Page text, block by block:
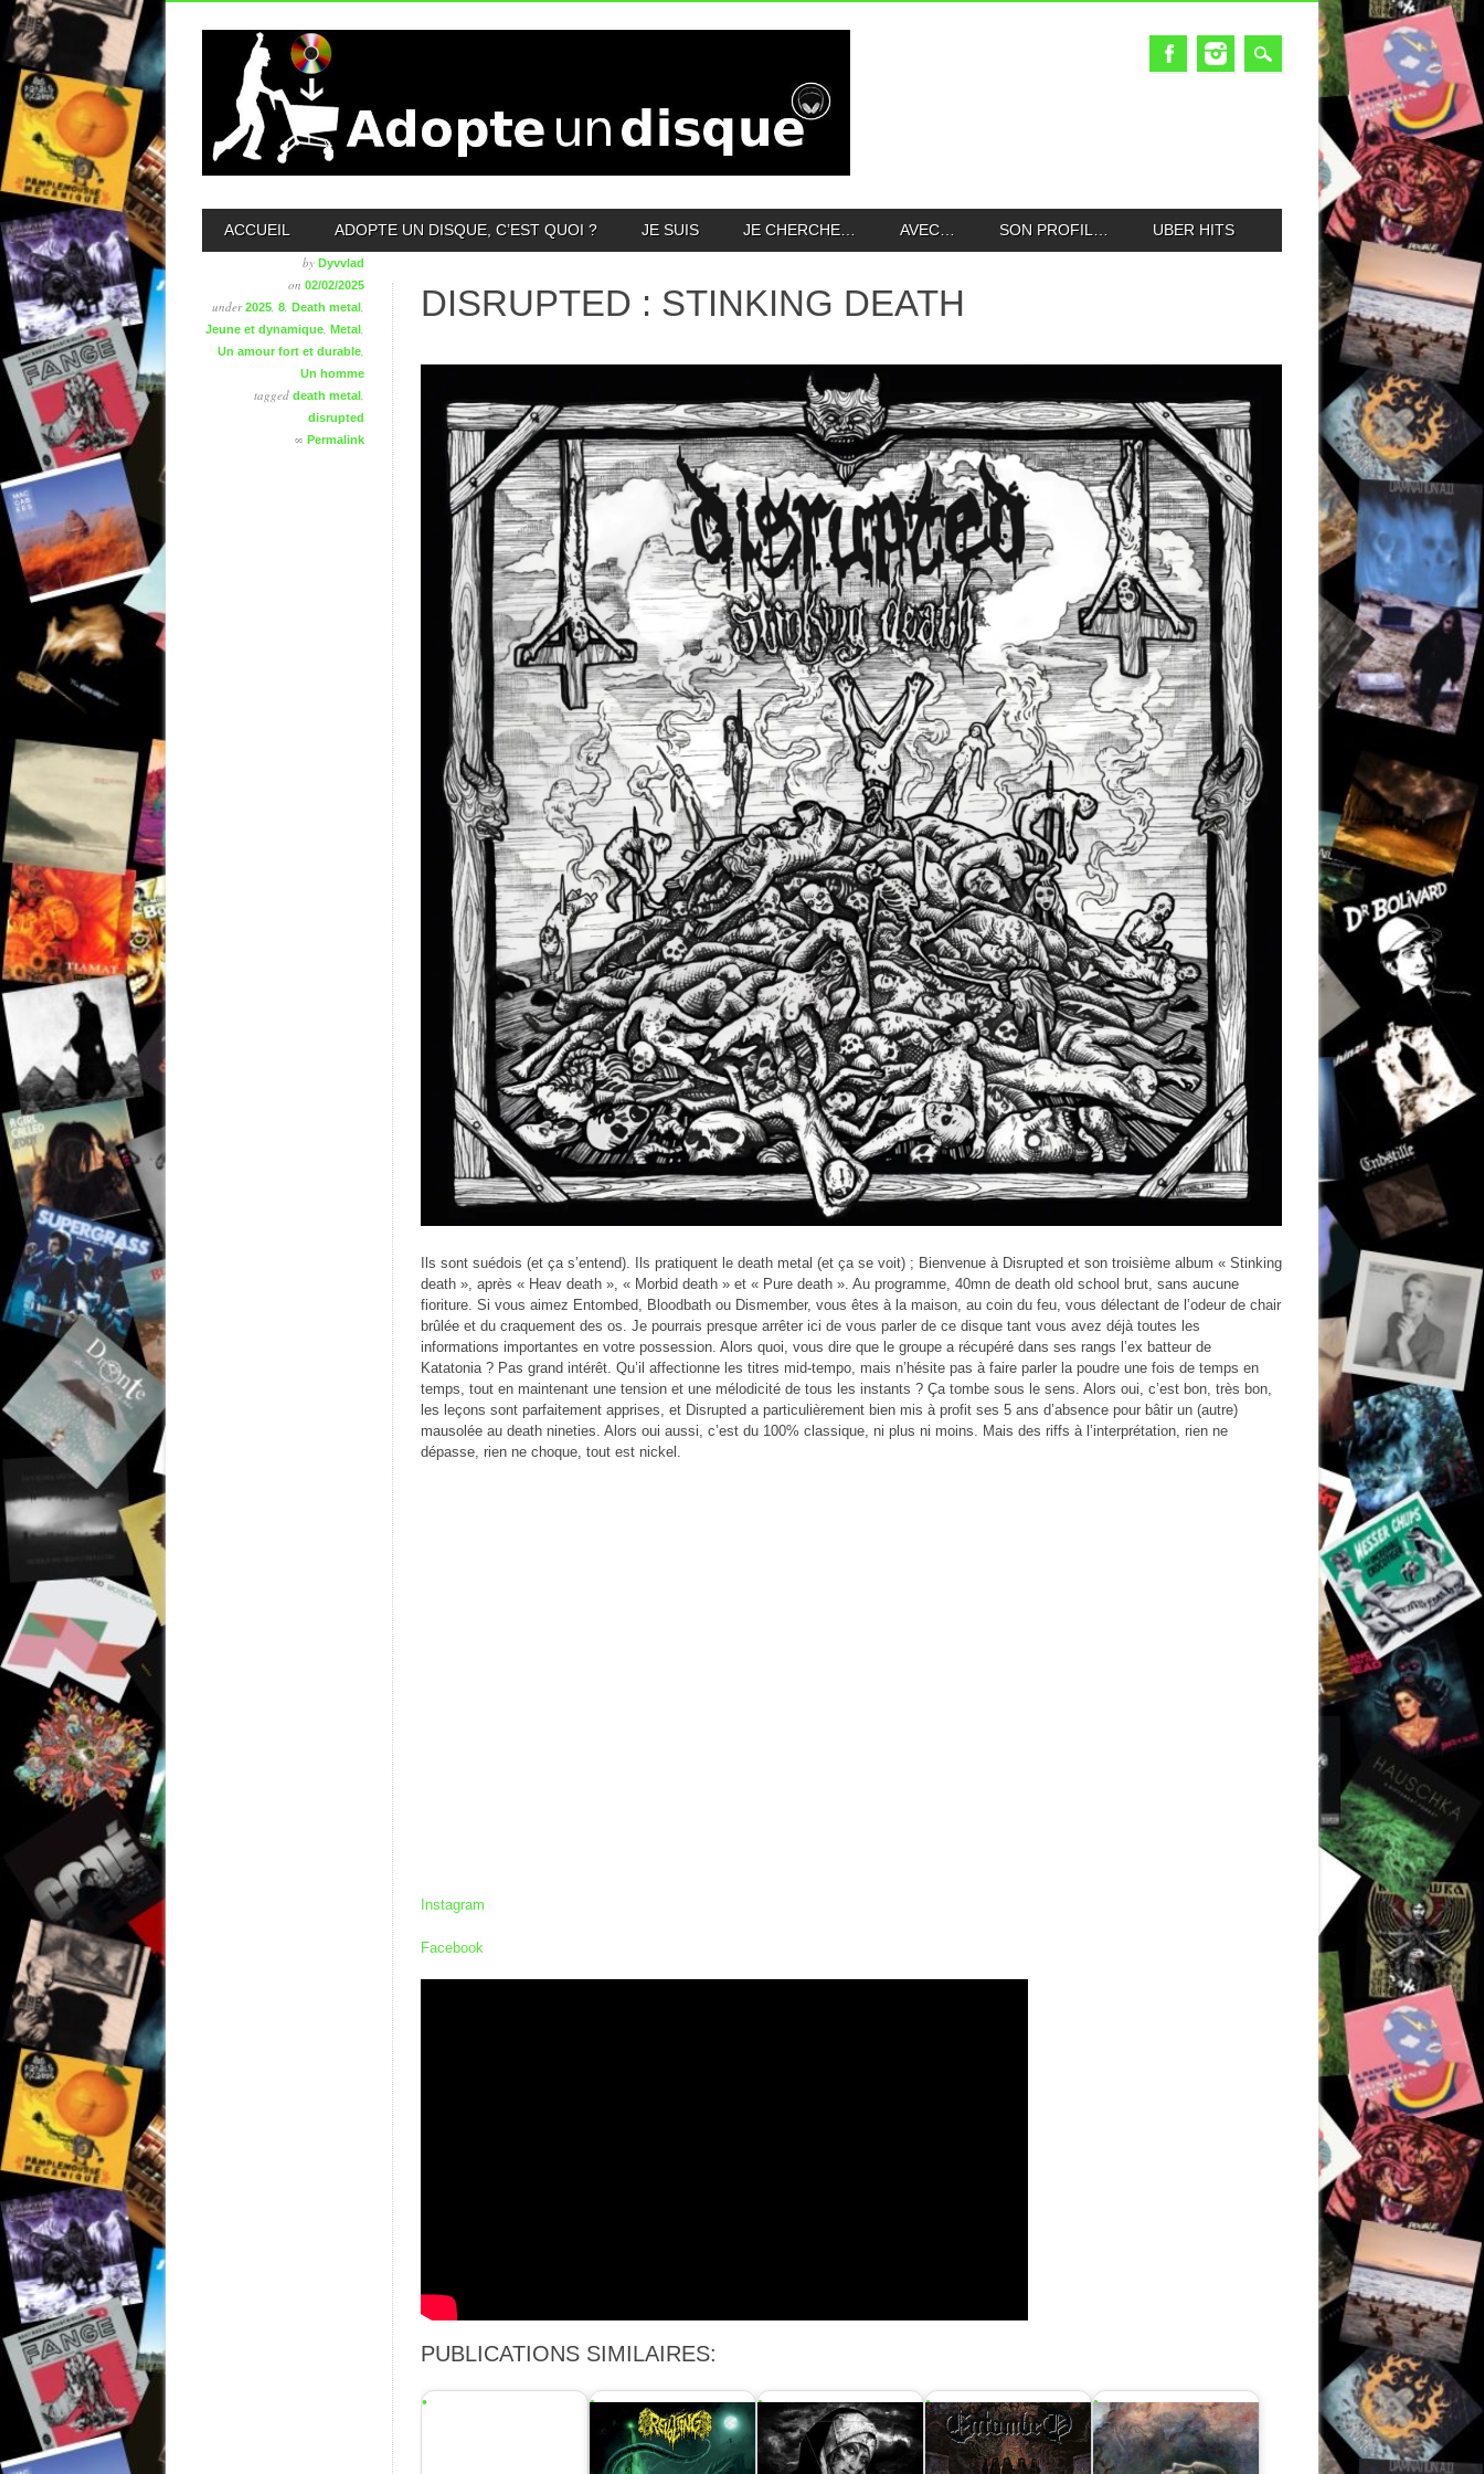
MAIN MENU
ACCUEIL ADOPTE UN DISQUE, C’EST QUOI ? JE SUIS JE CHERCHE… AVEC… SON PROFIL… UBER HITS
by Dyvvlad
on 02/02/2025
under2025 8 Death metal
Jeune et dynamique Metal
Un amour fort et durable
Un homme
tagged death metal
disrupted
∞ Permalink
DISRUPTED : STINKING DEATH
Ils sont suédois (et ça s’entend). Ils pratiquent le death metal (et ça se voit) ; Bienvenue à Disrupted et son troisième album « Stinking
death », après « Heav death », « Morbid death » et « Pure death ». Au programme, 40mn de death old school brut, sans aucune
fioriture. Si vous aimez Entombed, Bloodbath ou Dismember, vous êtes à la maison, au coin du feu, vous délectant de l’odeur de chair
brûlée et du craquement des os. Je pourrais presque arrêter ici de vous parler de ce disque tant vous avez déjà toutes les
informations importantes en votre possession. Alors quoi, vous dire que le groupe a récupéré dans ses rangs l’ex batteur de
Katatonia ? Pas grand intérêt. Qu’il affectionne les titres mid-tempo, mais n’hésite pas à faire parler la poudre une fois de temps en
temps, tout en maintenant une tension et une mélodicité de tous les instants ? Ça tombe sous le sens. Alors oui, c’est bon, très bon,
les leçons sont parfaitement apprises, et Disrupted a particulièrement bien mis à profit ses 5 ans d’absence pour bâtir un (autre)
mausolée au death nineties. Alors oui aussi, c’est du 100% classique, ni plus ni moins. Mais des riffs à l’interprétation, rien ne
dépasse, rien ne choque, tout est nickel.
Instagram
Facebook
PUBLICATIONS SIMILAIRES: